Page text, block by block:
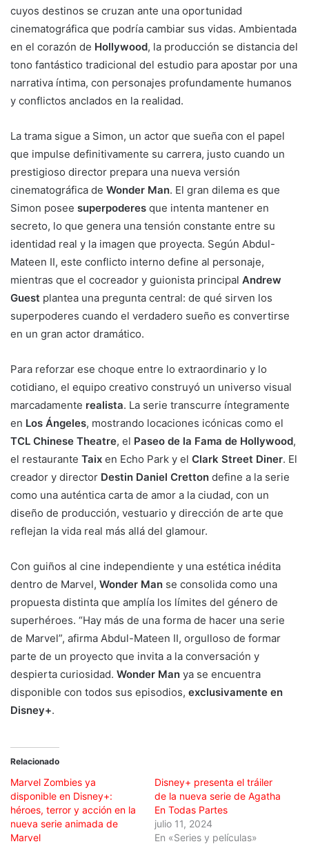
cuyos destinos se cruzan ante una oportunidad
cinematográfica que podría cambiar sus vidas. Ambientada
en el corazón de Hollywood, la producción se distancia del
tono fantástico tradicional del estudio para apostar por una
narrativa íntima, con personajes profundamente humanos
y conflictos anclados en la realidad.
La trama sigue a Simon, un actor que sueña con el papel
que impulse definitivamente su carrera, justo cuando un
prestigioso director prepara una nueva versión
cinematográfica de Wonder Man. El gran dilema es que
Simon posee superpoderes que intenta mantener en
secreto, lo que genera una tensión constante entre su
identidad real y la imagen que proyecta. Según Abdul-
Mateen II, este conflicto interno define al personaje,
mientras que el cocreador y guionista principal Andrew
Guest plantea una pregunta central: de qué sirven los
superpoderes cuando el verdadero sueño es convertirse
en un gran actor dramático.
Para reforzar ese choque entre lo extraordinario y lo
cotidiano, el equipo creativo construyó un universo visual
marcadamente realista. La serie transcurre íntegramente
en Los Ángeles, mostrando locaciones icónicas como el
TCL Chinese Theatre, el Paseo de la Fama de Hollywood,
el restaurante Taix en Echo Park y el Clark Street Diner. El
creador y director Destin Daniel Cretton define a la serie
como una auténtica carta de amor a la ciudad, con un
diseño de producción, vestuario y dirección de arte que
reflejan la vida real más allá del glamour.
Con guiños al cine independiente y una estética inédita
dentro de Marvel, Wonder Man se consolida como una
propuesta distinta que amplía los límites del género de
superhéroes. “Hay más de una forma de hacer una serie
de Marvel”, afirma Abdul-Mateen II, orgulloso de formar
parte de un proyecto que invita a la conversación y
despierta curiosidad. Wonder Man ya se encuentra
disponible con todos sus episodios, exclusivamente en
Disney+.
Relacionado
Marvel Zombies ya
disponible en Disney+:
héroes, terror y acción en la
nueva serie animada de
Marvel
Disney+ presenta el tráiler
de la nueva serie de Agatha
En Todas Partes
julio 11, 2024
En «Series y películas»